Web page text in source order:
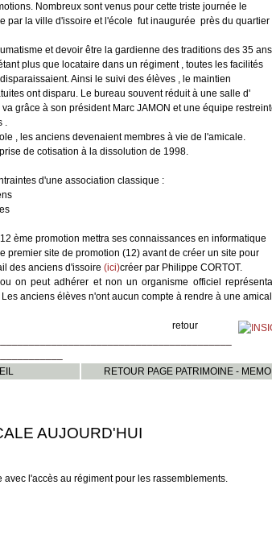
Nombreux sont venus pour cette triste journée le
par la ville d'issoire et l'école fut inaugurée près du quartier
et devoir être la gardienne des traditions des 35 ans
plus que locataire dans un régiment , toutes les facilités
Ainsi le suivi des élèves , le maintien
ont disparu. Le bureau souvent réduit à une salle d'
grâce à son président Marc JAMON et une équipe
.
, les anciens devenaient membres à vie de l'amicale.
de cotisation à la dissolution de 1998.
d'une association classique :
ème promotion mettra ses connaissances en informatique
premier site de promotion (12) avant de créer un site pour
des anciens d'issoire (ici)créer par Philippe CORTOT.
on peut adhérer et non un organisme officiel
anciens élèves n'ont aucun compte à rendre à une
RETOUR PAGE PATRIMOINE -
avec l'accès au régiment pour les rassemblements.